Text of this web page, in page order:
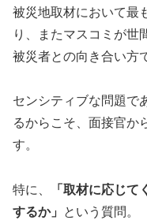
被災地取材において最
り、またマスコミが世
被災者との向き合い方
センシティブな問題で
るからこそ、面接官か
す。
特に、
「取材に応じ
するか」
という質問。